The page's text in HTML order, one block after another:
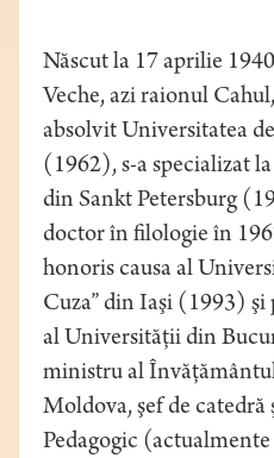
Născut la 17 aprilie
Veche, azi raionul
absolvit Universitatea
(1962), s-a specializat
din Sankt Petersburg
doctor în ﬁlologie în
honoris causa al
Cuza” din Iaşi (1993) şi
al Universităţii din
ministru al
Moldova, şef de
Pedagogic